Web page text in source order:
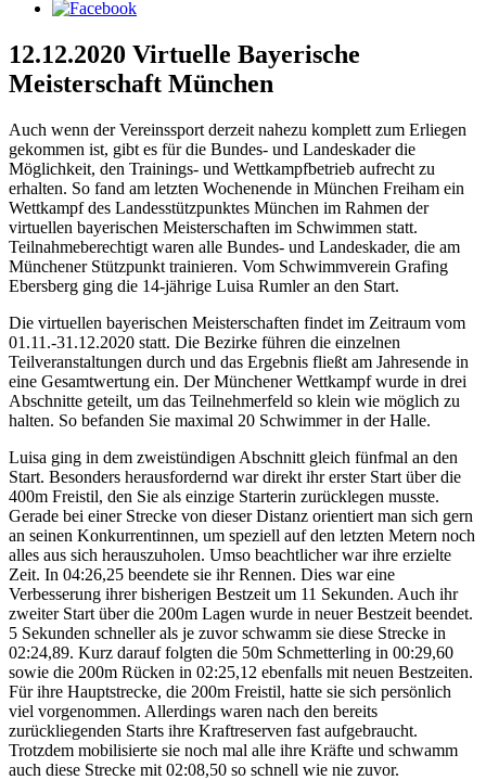
12.12.2020 Virtuelle Bayerische
Meisterschaft München
Auch wenn der Vereinssport derzeit nahezu komplett zum Erliegen
gekommen ist, gibt es für die Bundes- und Landeskader die
Möglichkeit, den Trainings- und Wettkampfbetrieb aufrecht zu
erhalten. So fand am letzten Wochenende in München Freiham ein
Wettkampf des Landesstützpunktes München im Rahmen der
virtuellen bayerischen Meisterschaften im Schwimmen statt.
Teilnahmeberechtigt waren alle Bundes- und Landeskader, die am
Münchener Stützpunkt trainieren. Vom Schwimmverein Grafing
Ebersberg ging die 14-jährige Luisa Rumler an den Start.
Die virtuellen bayerischen Meisterschaften findet im Zeitraum vom
01.11.-31.12.2020 statt. Die Bezirke führen die einzelnen
Teilveranstaltungen durch und das Ergebnis fließt am Jahresende in
eine Gesamtwertung ein. Der Münchener Wettkampf wurde in drei
Abschnitte geteilt, um das Teilnehmerfeld so klein wie möglich zu
halten. So befanden Sie maximal 20 Schwimmer in der Halle.
Luisa ging in dem zweistündigen Abschnitt gleich fünfmal an den
Start. Besonders herausfordernd war direkt ihr erster Start über die
400m Freistil, den Sie als einzige Starterin zurücklegen musste.
Gerade bei einer Strecke von dieser Distanz orientiert man sich gern
an seinen Konkurrentinnen, um speziell auf den letzten Metern noch
alles aus sich herauszuholen. Umso beachtlicher war ihre erzielte
Zeit. In 04:26,25 beendete sie ihr Rennen. Dies war eine
Verbesserung ihrer bisherigen Bestzeit um 11 Sekunden. Auch ihr
zweiter Start über die 200m Lagen wurde in neuer Bestzeit beendet.
5 Sekunden schneller als je zuvor schwamm sie diese Strecke in
02:24,89. Kurz darauf folgten die 50m Schmetterling in 00:29,60
sowie die 200m Rücken in 02:25,12 ebenfalls mit neuen Bestzeiten.
Für ihre Hauptstrecke, die 200m Freistil, hatte sie sich persönlich
viel vorgenommen. Allerdings waren nach den bereits
zurückliegenden Starts ihre Kraftreserven fast aufgebraucht.
Trotzdem mobilisierte sie noch mal alle ihre Kräfte und schwamm
auch diese Strecke mit 02:08,50 so schnell wie nie zuvor.